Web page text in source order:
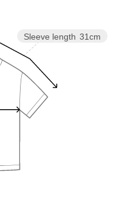
洗濯表示」がございます
ンなどの閲覧環境によ
ございます。あらかじめ
ARROWS OUTLET
けください。
品番：64176000044
Sleeve length 31cm